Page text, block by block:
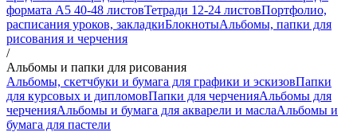
формата А5 40-48 листовТетради 12-24 листовПортфолио,
расписания уроков, закладкиБлокнотыАльбомы, папки для
рисования и черчения
/
Альбомы и папки для рисования
Альбомы, скетчбуки и бумага для графики и эскизовПапки
для курсовых и дипломовПапки для черченияАльбомы для
черченияАльбомы и бумага для акварели и маслаАльбомы и
бумага для пастели